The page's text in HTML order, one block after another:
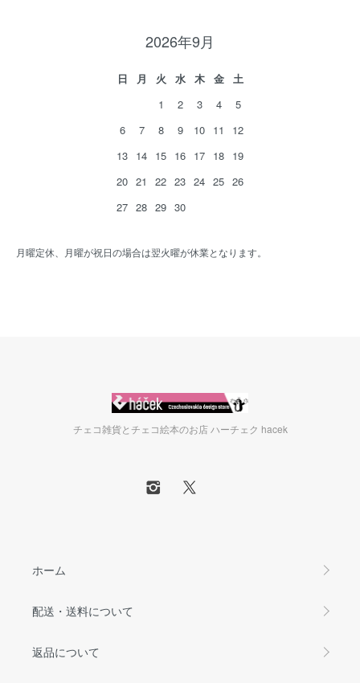
2026年9月
日 月 火 水 木 金
土
1
2 3 4
5
6
7 8 9 10 11
12
13 14 15 16 17 18 19
20 21 22 23 24 25 26
27 28 29 30
月曜定休、月曜が祝日の場合は翌火曜が休業となります。
チェコ雑貨とチェコ絵本のお店 ハーチェク hacek
ホーム
配送・送料について
返品について